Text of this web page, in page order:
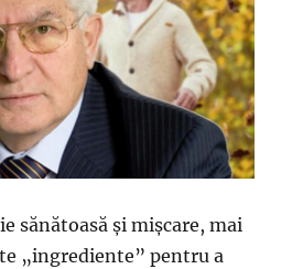
sănătoasă şi mişcare, mai
„ingrediente” pentru a